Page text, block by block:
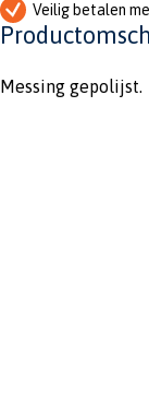
Veilig betalen
Messing gepolijst.